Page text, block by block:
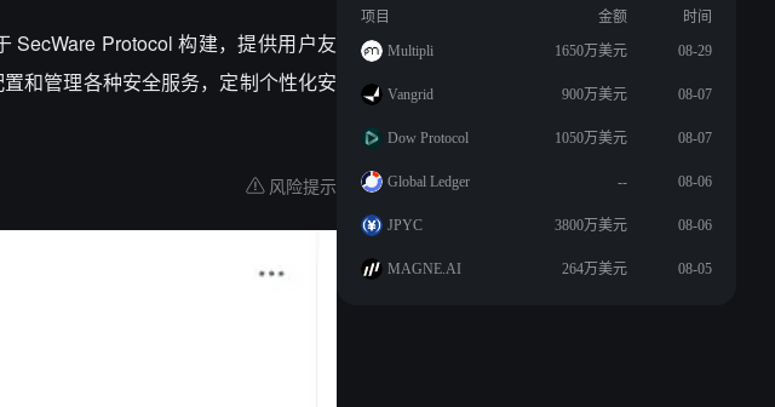
SecWare Protocol 构建，提供用户友
和管理各种安全服务，定制个性化安
风险提示
项目 金额
时间
Multipli
1650万美元 08-29
Vangrid 900万美元 08-07
Dow Protocol 1050万美元 08-07
Global Ledger -- 08-06
JPYC 3800万美元 08-06
MAGNE.AI 264万美元 08-05